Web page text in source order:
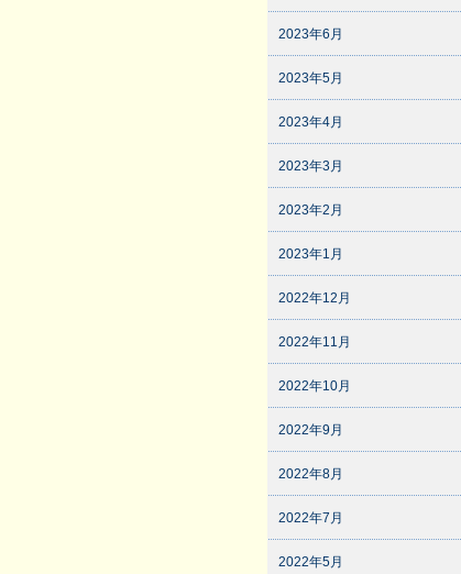
2023年6月
2023年5月
2023年4月
2023年3月
2023年2月
2023年1月
2022年12月
2022年11月
2022年10月
2022年9月
2022年8月
2022年7月
2022年5月